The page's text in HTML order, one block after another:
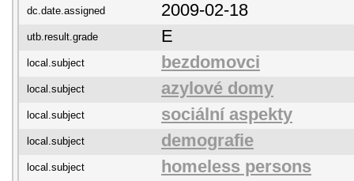
dc.date.assigned 2009-02-18
utb.result.grade E
local.subject bezdomovci
local.subject azylové domy
local.subject sociální aspekty
local.subject demografie
local.subject homeless persons